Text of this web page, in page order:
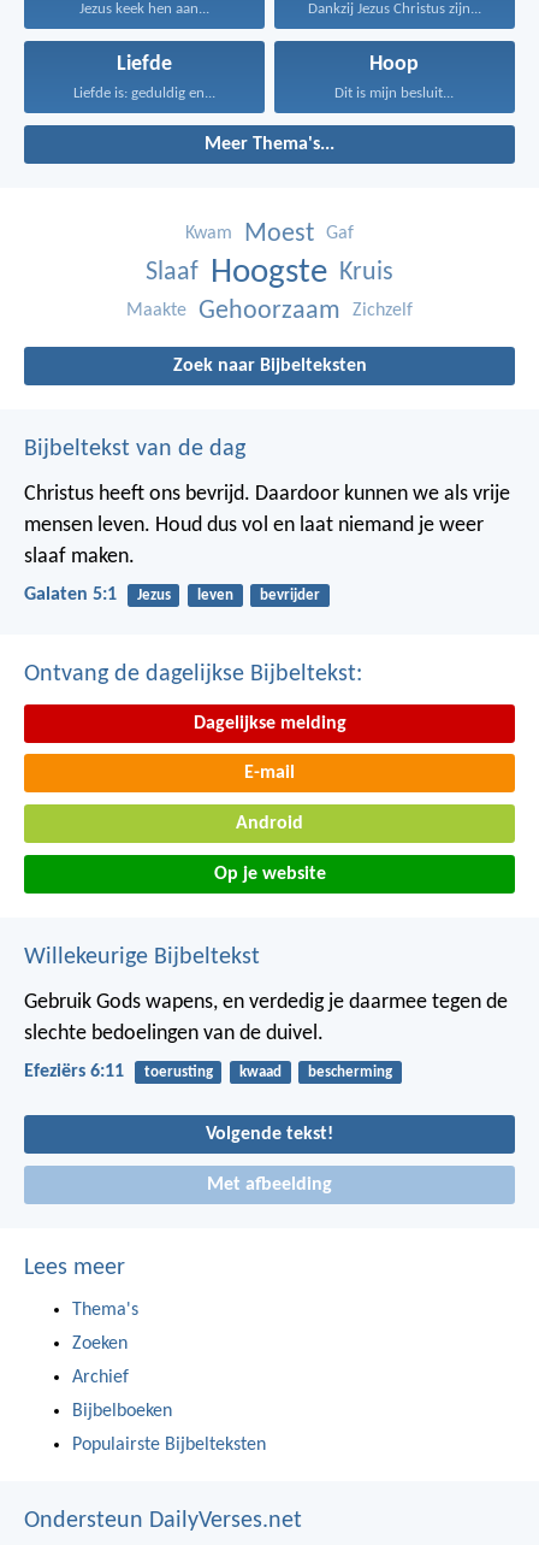
Jezus keek hen aan... Dankzij Jezus Christus zijn...
Liefde
Liefde is: geduldig en...
Hoop
Dit is mijn besluit...
Meer Thema's...
Kwam Moest Gaf
Slaaf Hoogste Kruis
Maakte Gehoorzaam Zichzelf
Zoek naar Bijbelteksten
Bijbeltekst van de dag
Christus heeft ons bevrijd. Daardoor kunnen we als vrije
mensen leven. Houd dus vol en laat niemand je weer
slaaf maken.
Galaten 5:1 Jezus leven bevrijder
Ontvang de dagelijkse Bijbeltekst:
Dagelijkse melding
E-mail
Android
Op je website
Willekeurige Bijbeltekst
Gebruik Gods wapens, en verdedig je daarmee tegen de
slechte bedoelingen van de duivel.
Efeziërs 6:11 toerusting kwaad bescherming
Volgende tekst!
Met afbeelding
Lees meer
Thema's
Zoeken
Archief
Bijbelboeken
Populairste Bijbelteksten
Ondersteun DailyVerses.net